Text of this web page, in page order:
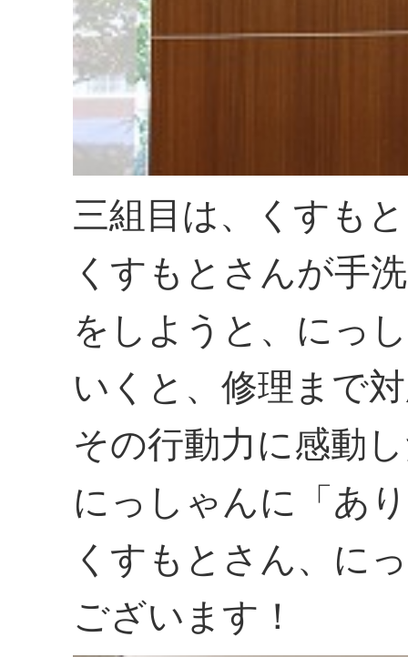
三組目は、くすも
くすもとさんが手
をしようと、にっ
いくと、修理まで
その行動力に感動
にっしゃんに「あ
くすもとさん、に
ございます！